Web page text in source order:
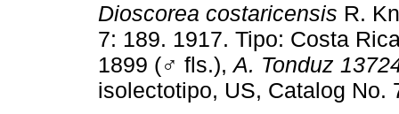
Dioscorea costaricensis R.
7: 189. 1917. Tipo: Costa
1899 (♂ fls.),A. Tonduz
isolectotipo, US, Catalog No.